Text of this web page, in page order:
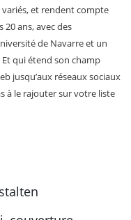
et rendent compte
20 ans, avec des
de Navarre et un
qui étend son champ
jusqu’aux réseaux sociaux
à le rajouter sur votre liste